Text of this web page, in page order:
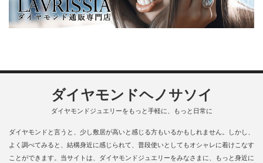
ダイヤモンドヘノサソイ
ダイヤモンドジュエリーをもっと手軽に、もっと日常に
ダイヤモンドと言うと、少し敷居が高いと感じる方もいるかもしれません。しかし、
よく調べてみると、結構身近に感じられて、普段使いとしてもオシャレに着けこなす
ことができます。当サイトは、ダイヤモンドジュエリーをみなさまに、もっと身近に